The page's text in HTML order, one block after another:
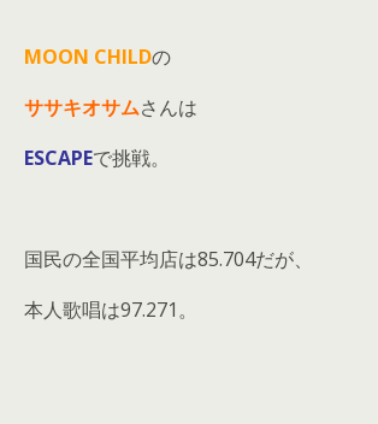
MOON CHILDの
ササキオサムさんは
ESCAPEで挑戦。
国民の全国平均店は85.704だが、
本人歌唱は97.271。